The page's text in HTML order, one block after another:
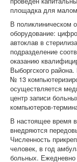
площадка для
В поликлиническом
оборудование:
автоклав в
подразделение
оказанию
Выборгского
№ 13
осуществляется
центр записи
компьютеров-
В настоящее время
внедряются
Численность
человек, в год
больных.